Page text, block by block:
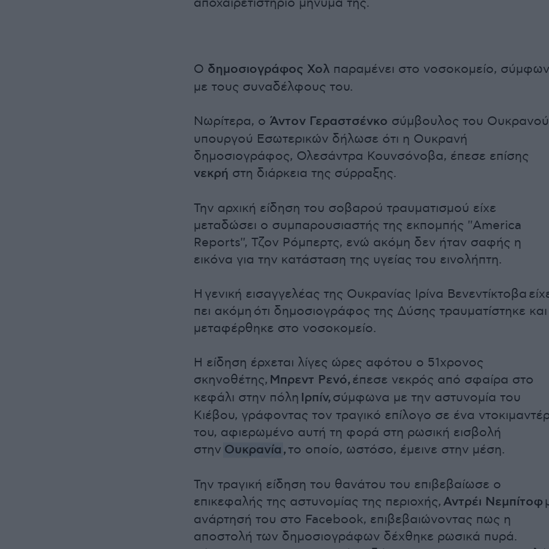
αποχαιρετιστήριο μήνυμά της.
Ο δημοσιογράφος Χολ παραμένει στο νοσοκομείο,
με τους συναδέλφους του.
Νωρίτερα, ο Άντον Γεραστσένκο σύμβουλος του Ουκρανού
υπουργού Εσωτερικών δήλωσε ότι η Ουκρανή
δημοσιογράφος, Ολεσάντρα Κουνσόνοβα, έπεσε επίσης
νεκρή στη διάρκεια της σύρραξης.
Την αρχική είδηση του σοβαρού τραυματισμού είχε
μεταδώσει ο συμπαρουσιαστής της εκπομπής ''America
Reports'', Τζον Ρόμπερτς, ενώ ακόμη δεν ήταν σαφής η
εικόνα για την κατάσταση της υγείας του εινολήπτη.
Η γενική εισαγγελέας της Ουκρανίας Ιρίνα Βενεντίκτοβα
πει ακόμη ότι δημοσιογράφος της Δύσης τραυματίστηκε και
μεταφέρθηκε στο νοσοκομείο.
Η είδηση έρχεται λίγες ώρες αφότου ο 51χρονος
σκηνοθέτης, Μπρεντ Ρενό, έπεσε νεκρός από σφαίρα στο
κεφάλι στην πόλη Ιρπίν, σύμφωνα με την αστυνομία του
Κιέβου, γράφοντας τον τραγικό επίλογο σε ένα
του, αφιερωμένο αυτή τη φορά στη ρωσική εισβολή
στην Ουκρανία ,το οποίο, ωστόσο, έμεινε στην μέση.
Την τραγική είδηση του θανάτου του επιβεβαίωσε ο
επικεφαλής της αστυνομίας της περιοχής, Αντρέι Νεμπίτοφ
ανάρτησή του στο Facebook, επιβεβαιώνοντας πως η
αποστολή των δημοσιογράφων δέχθηκε ρωσικά πυρά.